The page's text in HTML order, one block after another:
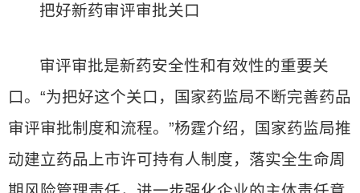
把好新药审评审批关口
审评审批是新药安全性和有效性的重要关
口。“为把好这个关口，国家药监局不断完善药品
审评审批制度和流程。”杨霆介绍，国家药监局推
动建立药品上市许可持有人制度，落实全生命周